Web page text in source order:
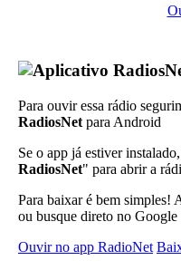
Para ouvir essa rádio
RadiosNet para Android
Se o app já estiver
RadiosNet" para abrir a
Para baixar é bem simples!
ou busque direto no
Ouvir no app RadioNet